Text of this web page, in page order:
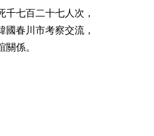
七百二十七人次，
春川市考察交流，
關係。